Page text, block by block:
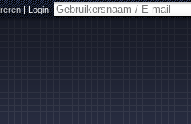
|Login: